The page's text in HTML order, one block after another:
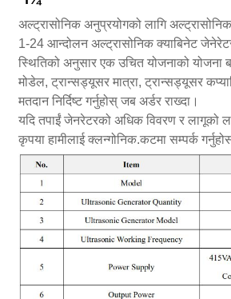
अल्ट्रासोनिक अनुप्रयोगको लागि
1-24 आन्दोलन अल्ट्रासोनिक क्याबिनेट
स्थितिको अनुसार एक उचित योजनाको योजना
मोडेल, ट्रान्सड्यूसर मात्रा, ट्रान्सड्यूसर
मतदान निर्दिष्ट गर्नुहोस् जब अर्डर राख्दा।
यदि तपाईं जेनरेटरको अधिक विवरण र लागूको
कृपया हामीलाई क्लन्गोनिक.कटमा सम्पर्क